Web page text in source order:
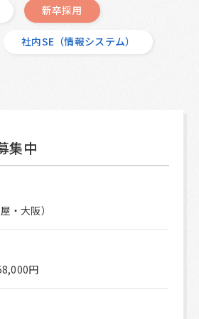
新卒採用
社内SE（情報システム）
集中
・大阪）
円